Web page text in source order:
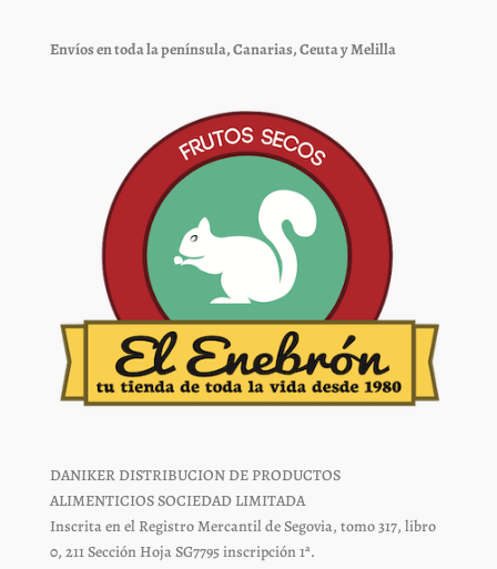
elegir
página
de
Envíos en toda la península, Canarias, Ceuta y Melilla
DANIKER DISTRIBUCION DE PRODUCTOS
ALIMENTICIOS SOCIEDAD LIMITADA
Inscrita en el Registro Mercantil de Segovia, tomo 317, libro
0, 211 Sección Hoja SG7795 inscripción 1ª.